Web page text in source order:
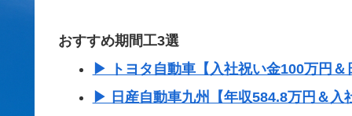
おすすめ期間工3選
▶ トヨタ自動車【入社祝い金100万円
▶ 日産自動車九州【年収584.8万円＆入